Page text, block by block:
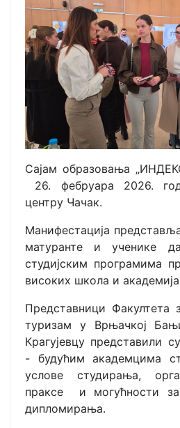
Сајам образовања
26. фебруара 2026.
центру Чачак.
Манифестација
матуранте и ученике
студијским програмима
високих школа и
Представници Факултета
туризам у Врњачкој
Крагујевцу представили
- будућим академцима
услове студирања,
праксе и могућности
дипломирања.